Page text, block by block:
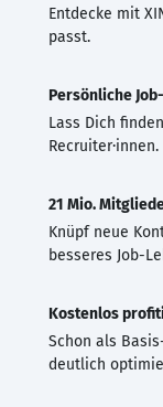
Entdecke mit
passt.
Persönliche
Lass Dich
Recruiter·innen.
21 Mio.
Knüpf neue
besseres Job-
Kostenlos
Schon als
deutlich